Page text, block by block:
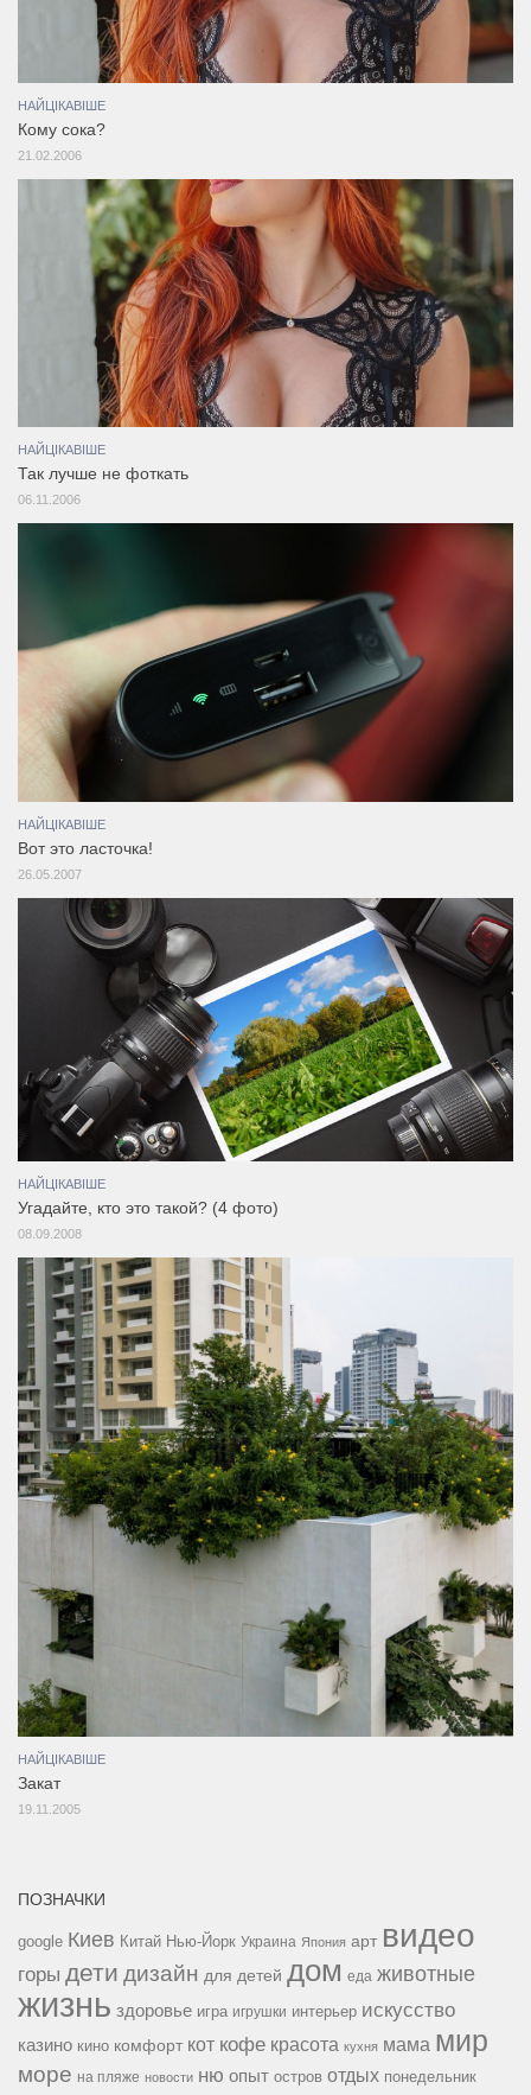
НАЙЦІКАВІШЕ
Кому сока?
21.02.2006
НАЙЦІКАВІШЕ
Так лучше не фоткать
06.11.2006
НАЙЦІКАВІШЕ
Вот это ласточка!
26.05.2007
НАЙЦІКАВІШЕ
Угадайте, кто это такой? (4 фото)
08.09.2008
НАЙЦІКАВІШЕ
Закат
19.11.2005
ПОЗНАЧКИ
google Киев Китай Нью-Йорк Украина Япония арт видео
горы дети дизайн для детей дом еда животные
жизнь здоровье игра игрушки интерьер искусство
казино кино комфорт кот кофе красота кухня мама мир
море на пляже новости ню опыт остров отдых понедельник